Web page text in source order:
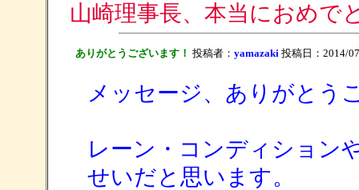
山崎理事長、本当におめで
ありがとうございます！ 投稿者： yamazaki投稿日：2014/
メッセージ、ありがとう
レーン・コンディション
せいだと思います。